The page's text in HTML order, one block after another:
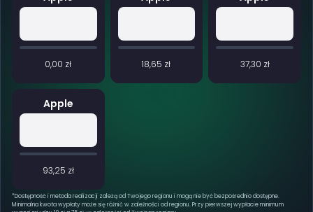
0,00 zł 18,65 zł 37,30 zł
Apple
93,25 zł
*Dostępność i metoda realizacji zależą od Twojego regionu i mogą nie być bezpośrednio dostępne.
Minimalna kwota wypłaty może się różnić w zależności od regionu. Przy pierwszej wypłacie minimum